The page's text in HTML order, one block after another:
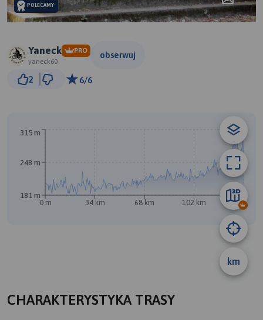
POLECAMY
Yaneck
PRO
yaneck60
obserwuj
2 6/6
km
0 m 34 km 68 km 102 km 136 km
181 m
248 m
315 m
CHARAKTERYSTYKA TRASY